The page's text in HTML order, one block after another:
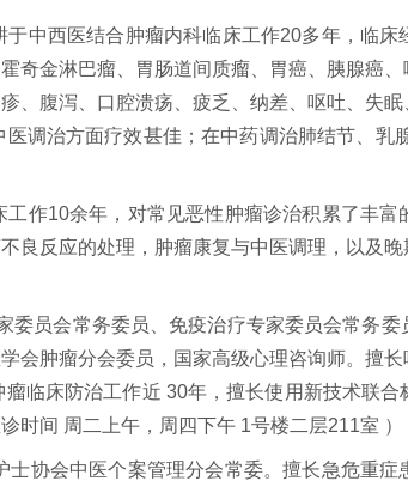
西医结合肿瘤内科临床工作20多年，临床
奇金淋巴瘤、胃肠道间质瘤、胃癌、胰腺癌
、腹泻、口腔溃疡、疲乏、纳差、呕吐、失
调治方面疗效甚佳；在中药调治肺结节、乳
10余年，对常见恶性肿瘤诊治积累了丰富
良反应的处理，肿瘤康复与中医调理，以及
会常务委员、免疫治疗专家委员会常务委
会肿瘤分会委员，国家高级心理咨询师。擅
临床防治工作近 30年，擅长使用新技术联
时间 周二上午，周四下午 1号楼二层211室 ）
会中医个案管理分会常委。擅长急危重症